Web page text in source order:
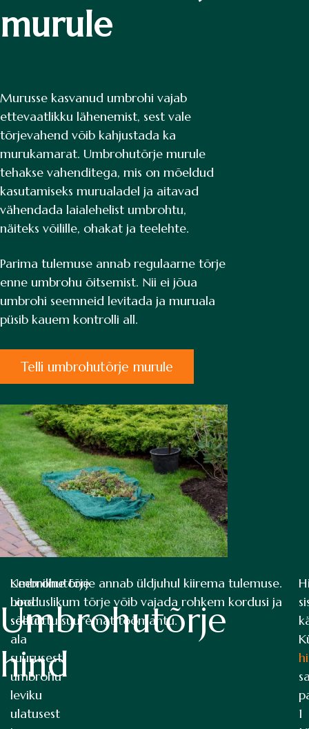
murule
Murusse kasvanud umbrohi vajab
ettevaatlikku lähenemist, sest vale
tõrjevahend võib kahjustada ka
murukamarat. Umbrohutõrje murule
tehakse vahenditega, mis on mõeldud
kasutamiseks murualadel ja aitavad
vähendada laialehelist umbrohtu,
näiteks võilille, ohakat ja teelehte.
Parima tulemuse annab regulaarne tõrje
enne umbrohu õitsemist. Nii ei jõua
umbrohi seemneid levitada ja muruala
püsib kauem kontrolli all.
Telli umbrohutõrje murule
Umbrohutõrje
hind
Umbrohutõrje
hind
sõltub
ala
suurusest,
umbrohu
leviku
ulatusest
Keemiline tõrje annab üldjuhul kiirema tulemuse.
Looduslikum tõrje võib vajada rohkem kordusi ja
seetõttu suuremat töömahtu.
1